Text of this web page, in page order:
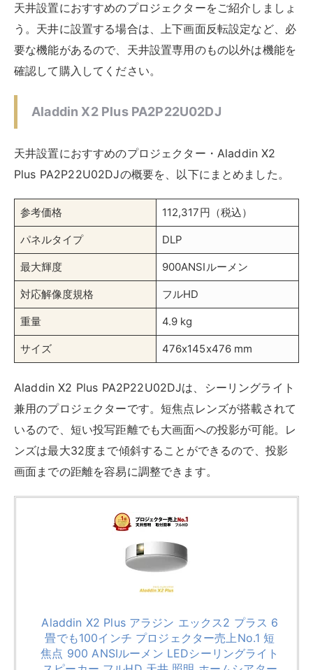
天井設置におすすめのプロジェクターをご紹介しましょ
う。天井に設置する場合は、上下画面反転設定など、必
要な機能があるので、天井設置専用のもの以外は機能を
確認して購入してください。
Aladdin X2 Plus PA2P22U02DJ
天井設置におすすめのプロジェクター・Aladdin X2
Plus PA2P22U02DJの概要を、以下にまとめました。
参考価格 112,317円（税込）
パネルタイプ DLP
最大輝度 900ANSIルーメン
対応解像度規格 フルHD
重量 4.9 kg
サイズ 476x145x476 mm
Aladdin X2 Plus PA2P22U02DJは、シーリングライト
兼用のプロジェクターです。短焦点レンズが搭載されて
いるので、短い投写距離でも大画面への投影が可能。レ
ンズは最大32度まで傾斜することができるので、投影
画面までの距離を容易に調整できます。
Aladdin X2 Plus アラジン エックス2 プラス 6
畳でも100インチ プロジェクター売上No.1 短
焦点 900 ANSIルーメン LEDシーリングライト